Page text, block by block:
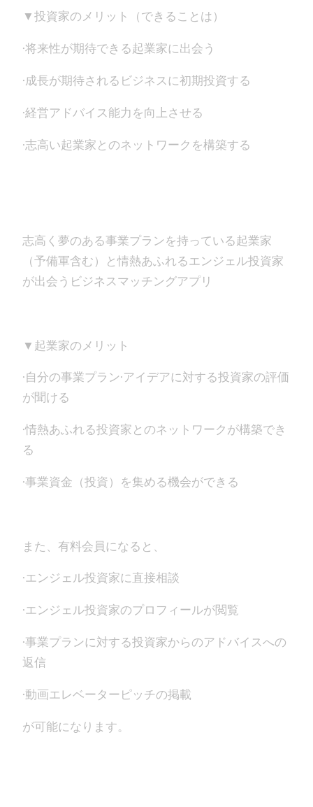
▼投資家のメリット（できることは）
·将来性が期待できる起業家に出会う
·成長が期待されるビジネスに初期投資する
·経営アドバイス能力を向上させる
·志高い起業家とのネットワークを構築する
志高く夢のある事業プランを持っている起業家
（予備軍含む）と情熱あふれるエンジェル投資家
が出会うビジネスマッチングアプリ
▼起業家のメリット
·自分の事業プラン·アイデアに対する投資家の評価
が聞ける
·情熱あふれる投資家とのネットワークが構築でき
る
·事業資金（投資）を集める機会ができる
また、有料会員になると、
·エンジェル投資家に直接相談
·エンジェル投資家のプロフィールが閲覧
·事業プランに対する投資家からのアドバイスへの
返信
·動画エレベーターピッチの掲載
が可能になります。